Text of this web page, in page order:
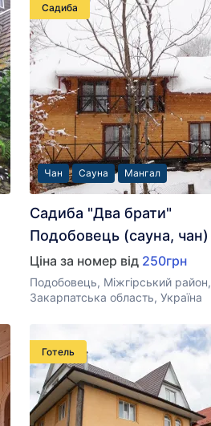
Садиба
Чан Сауна Мангал
Садиба "Два брати"
Подобовець (сауна, чан)
Ціна за номер від 250грн
Подобовець, Міжгірський район,
Закарпатська область, Україна
Готель